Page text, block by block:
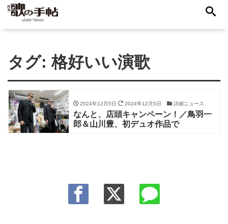
タグ:格好いい演歌
2024年12月5日 2024年12月5日 詳細ニュース
なんと、店頭キャンペーン！／鳥羽一
郎＆山川豊、初デュオ作品で